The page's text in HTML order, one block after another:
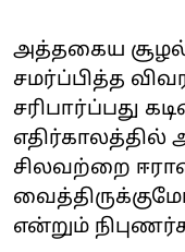
அத்தகைய
சமர்ப்பித்த
சரிபார்ப்பது
சிலவற்றை
என்றும்